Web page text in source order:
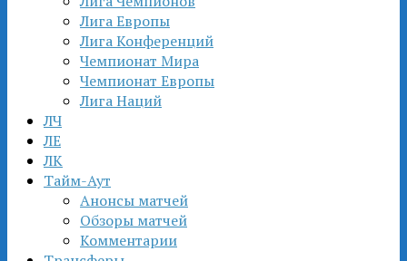
Лига Европы
Лига Конференций
Чемпионат Мира
Чемпионат Европы
Лига Наций
ЛЧ
ЛЕ
ЛК
Тайм-Аут
Анонсы матчей
Обзоры матчей
Комментарии